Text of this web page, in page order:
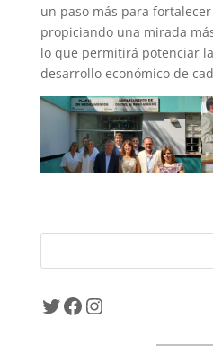
un paso más para
propiciando una mirada
lo que permitirá potenciar
desarrollo económico de
Twitter
Facebook
Instagram